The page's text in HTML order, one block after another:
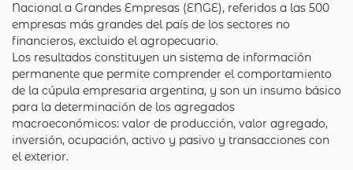
Nacional a Grandes Empresas (ENGE), referidos a las 500
empresas más grandes del país de los sectores no
financieros, excluido el agropecuario.
Los resultados constituyen un sistema de información
permanente que permite comprender el comportamiento
de la cúpula empresaria argentina, y son un insumo básico
para la determinación de los agregados
macroeconómicos: valor de producción, valor agregado,
inversión, ocupación, activo y pasivo y transacciones con
el exterior.